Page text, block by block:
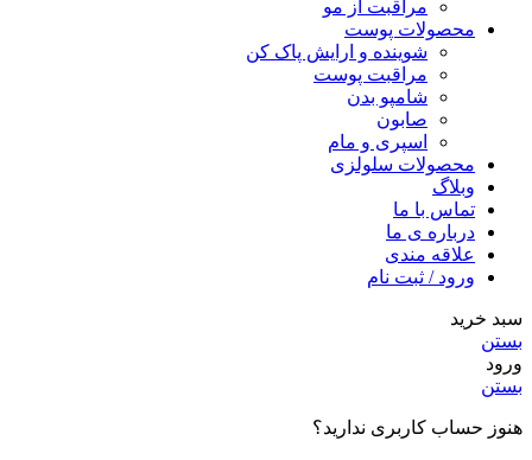
مراقبت از مو
محصولات پوست
شوینده و ارایش پاک کن
مراقبت پوست
شامپو بدن
صابون
اسپری و مام
محصولات سلولزی
وبلاگ
تماس با ما
درباره ی ما
علاقه مندی
ورود / ثبت نام
سبد خرید
بستن
ورود
بستن
هنوز حساب کاربری ندارید؟